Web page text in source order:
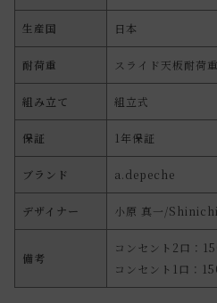
生産国 日本
耐荷重 スライド天板耐荷
組み立て 組立式
保証 1年保証
ブランド a.depeche
デザイナー 小原 真一/
備考
コンセント2口：
コンセント1口：